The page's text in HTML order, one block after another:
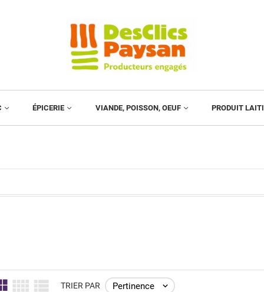
ÉPICERIE VIANDE, POISSON, OEUF PRODUIT
TRIER PAR Pertinence 